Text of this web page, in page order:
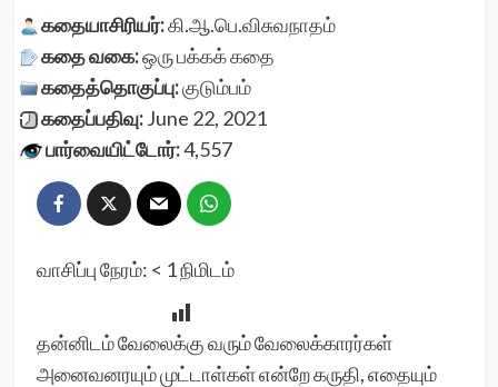
கதையாசிரியர்:கி.ஆ.பெ.விசுவநாதம்
கதை வகை:ஒரு பக்கக் கதை
கதைத்தொகுப்பு:குடும்பம்
கதைப்பதிவு:June 22, 2021
பார்வையிட்டோர்:4,557
வாசிப்பு நேரம்: < 1நிமிடம்
தன்னிடம் வேலைக்கு வரும் வேலைக்காரர்கள்
அனைவனரயும் முட்டாள்கள் என்றே கருதி, எதையும்